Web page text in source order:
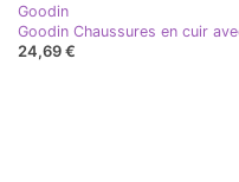
Goodin
Goodin Chaussures en cuir
24,69 €